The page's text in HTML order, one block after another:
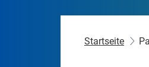
Startseite